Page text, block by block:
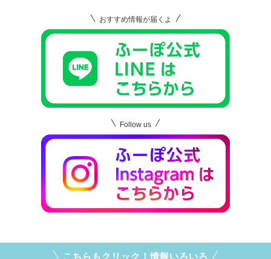
おすすめ情報が届くよ
Follow us
こちらもクリック！情報いろいろ